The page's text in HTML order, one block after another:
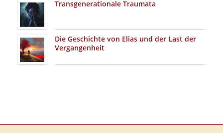
Transgenerationale Traumata
Die Geschichte von Elias und der Last der
Vergangenheit